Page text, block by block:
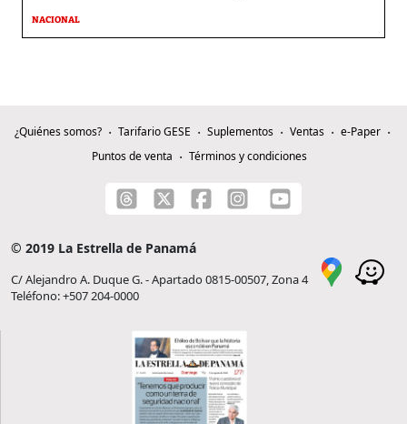
NACIONAL
¿Quiénes somos? Tarifario GESE Suplementos Ventas
e-Paper
Puntos de venta
Términos y condiciones
© 2019 La Estrella de Panamá
C/ Alejandro A. Duque G. - Apartado 0815-00507, Zona 4
Teléfono: +507 204-0000